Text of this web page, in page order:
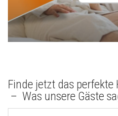
Finde jetzt das perfekte
– Was unsere Gäste